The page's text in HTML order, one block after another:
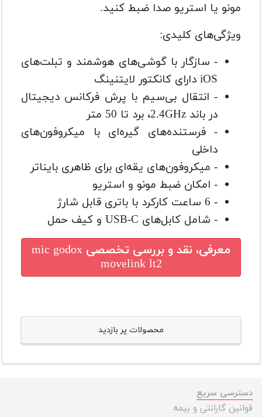
مونو یا استریو صدا ضبط کنید.
ویژگی‌های کلیدی:
- سازگار با گوشی‌های هوشمند و تبلت‌های
iOS دارای کانکتور لایتنینگ
- انتقال بی‌سیم با پرش فرکانس دیجیتال
در باند 2.4GHz، برد تا 50 متر
- فرستنده‌های گیره‌ای با میکروفون‌های
داخلی
- میکروفون‌های یقه‌ای برای ظاهری بایناتر
- امکان ضبط مونو و استریو
- 6 ساعت کارکرد با باتری قابل شارژ
- شامل کابل‌های USB-C و کیف حمل
معرفی، نقد و بررسی تخصصی mic godox
movelink lt2
محصولات پر بازدید
دسترسی سریع
قوانین گارانتی و بیمه